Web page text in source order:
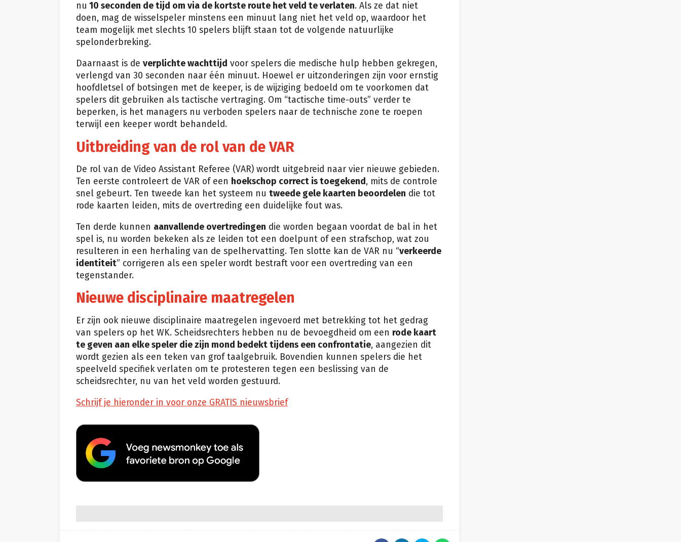
nu 10 seconden de tijd om via de kortste route het veld te verlaten. Als ze dat niet
doen, mag de wisselspeler minstens een minuut lang niet het veld op, waardoor het
team mogelijk met slechts 10 spelers blijft staan tot de volgende natuurlijke
spelonderbreking.
Daarnaast is de verplichte wachttijd voor spelers die medische hulp hebben gekregen,
verlengd van 30 seconden naar één minuut. Hoewel er uitzonderingen zijn voor ernstig
hoofdletsel of botsingen met de keeper, is de wijziging bedoeld om te voorkomen dat
spelers dit gebruiken als tactische vertraging. Om “tactische time-outs” verder te
beperken, is het managers nu verboden spelers naar de technische zone te roepen
terwijl een keeper wordt behandeld.
Uitbreiding van de rol van de VAR
De rol van de Video Assistant Referee (VAR) wordt uitgebreid naar vier nieuwe gebieden.
Ten eerste controleert de VAR of een hoekschop correct is toegekend, mits de controle
snel gebeurt. Ten tweede kan het systeem nu tweede gele kaarten beoordelen die tot
rode kaarten leiden, mits de overtreding een duidelijke fout was.
Ten derde kunnen aanvallende overtredingen die worden begaan voordat de bal in het
spel is, nu worden bekeken als ze leiden tot een doelpunt of een strafschop, wat zou
resulteren in een herhaling van de spelhervatting. Ten slotte kan de VAR nu “verkeerde
identiteit” corrigeren als een speler wordt bestraft voor een overtreding van een
tegenstander.
Nieuwe disciplinaire maatregelen
Er zijn ook nieuwe disciplinaire maatregelen ingevoerd met betrekking tot het gedrag
van spelers op het WK. Scheidsrechters hebben nu de bevoegdheid om een rode kaart
te geven aan elke speler die zijn mond bedekt tijdens een confrontatie, aangezien dit
wordt gezien als een teken van grof taalgebruik. Bovendien kunnen spelers die het
speelveld specifiek verlaten om te protesteren tegen een beslissing van de
scheidsrechter, nu van het veld worden gestuurd.
Schrijf je hieronder in voor onze GRATIS nieuwsbrief